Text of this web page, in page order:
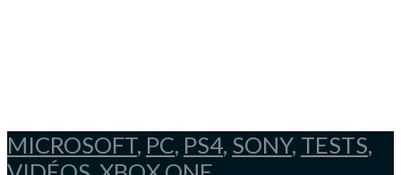
MICROSOFT, PC, PS4, SONY, TESTS,